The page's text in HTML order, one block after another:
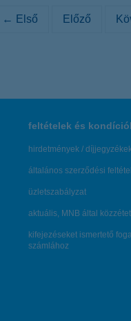
← Első Előző
feltételek és
hirdetmények /
általános szerződési
üzletszabályzat
aktuális, MNB által
kifejezéseket ismertető
számlához